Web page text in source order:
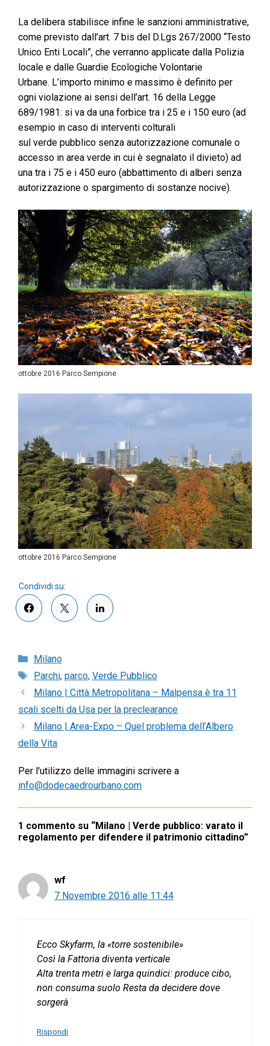
La delibera stabilisce infine le sanzioni amministrative,
come previsto dall’art. 7 bis del D.Lgs 267/2000 “Testo
Unico Enti Locali”, che verranno applicate dalla Polizia
locale e dalle Guardie Ecologiche Volontarie
Urbane. L’importo minimo e massimo è definito per
ogni violazione ai sensi dell’art. 16 della Legge
689/1981: si va da una forbice tra i 25 e i 150 euro (ad
esempio in caso di interventi colturali
sul verde pubblico senza autorizzazione comunale o
accesso in area verde in cui è segnalato il divieto) ad
una tra i 75 e i 450 euro (abbattimento di alberi senza
autorizzazione o spargimento di sostanze nocive).
ottobre 2016 Parco Sempione
ottobre 2016 Parco Sempione
Categorie
Milano
Tag
Parchi, parco, Verde Pubblico
Milano | Città Metropolitana – Malpensa è tra 11
scali scelti da Usa per la preclearance
Milano | Area-Expo – Quel problema dell’Albero
della Vita
Per l'utilizzo delle immagini scrivere a
info@dodecaedrourbano.com
1 commento su “Milano | Verde pubblico: varato il
regolamento per difendere il patrimonio cittadino”
wf
7 Novembre 2016 alle 11:44
Ecco Skyfarm, la «torre sostenibile»
Così la Fattoria diventa verticale
Alta trenta metri e larga quindici: produce cibo,
non consuma suolo Resta da decidere dove
sorgerà
Rispondi